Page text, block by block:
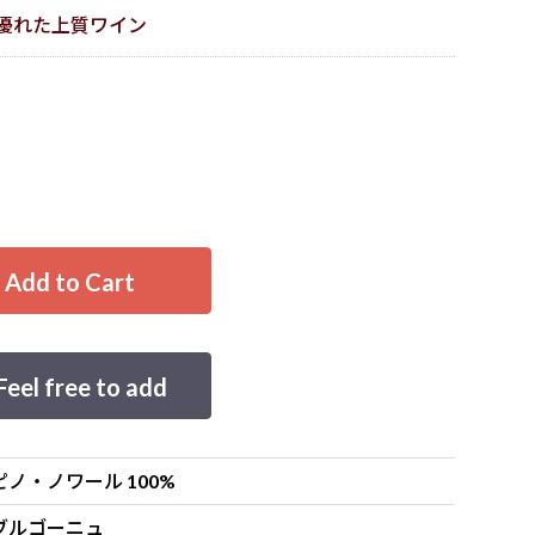
れた上質ワイン
Add to Cart
free to add
ノ・ノワール 100%
ルゴーニュ